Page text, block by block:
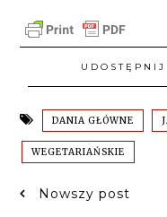
DANIA GŁÓWNE
WEGETARIAŃSKIE
Nowszy post